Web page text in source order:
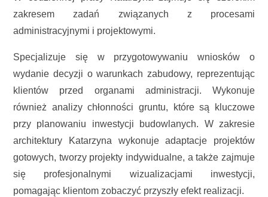
zakresem zadań związanych z procesami
administracyjnymi i projektowymi.
Specjalizuje się w przygotowywaniu wniosków o
wydanie decyzji o warunkach zabudowy, reprezentując
klientów przed organami administracji. Wykonuje
również analizy chłonności gruntu, które są kluczowe
przy planowaniu inwestycji budowlanych. W zakresie
architektury Katarzyna wykonuje adaptacje projektów
gotowych, tworzy projekty indywidualne, a także zajmuje
się profesjonalnymi wizualizacjami inwestycji,
pomagając klientom zobaczyć przyszły efekt realizacji.